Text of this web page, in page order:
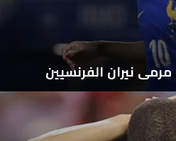
نيران الفرنسيين